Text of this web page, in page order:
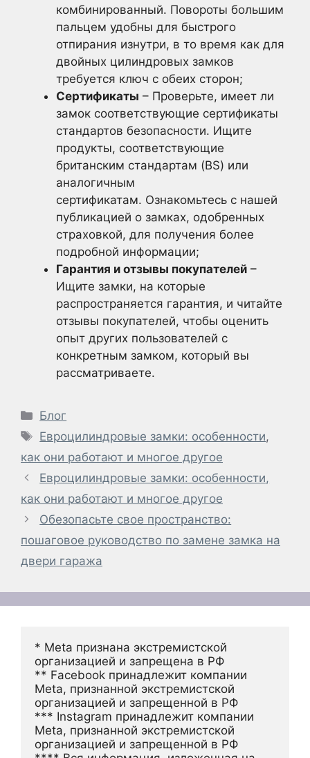
комбинированный. Повороты большим
пальцем удобны для быстрого
отпирания изнутри, в то время как для
двойных цилиндровых замков
требуется ключ с обеих сторон;
Сертификаты – Проверьте, имеет ли
замок соответствующие сертификаты
стандартов безопасности. Ищите
продукты, соответствующие
британским стандартам (BS) или
аналогичным
сертификатам. Ознакомьтесь с нашей
публикацией о замках, одобренных
страховкой, для получения более
подробной информации;
Гарантия и отзывы покупателей –
Ищите замки, на которые
распространяется гарантия, и читайте
отзывы покупателей, чтобы оценить
опыт других пользователей с
конкретным замком, который вы
рассматриваете.
Рубрики
Блог
Метки
Евроцилиндровые замки: особенности,
как они работают и многое другое
Евроцилиндровые замки: особенности,
как они работают и многое другое
Обезопасьте свое пространство:
пошаговое руководство по замене замка на
двери гаража
* Meta признана экстремистской
организацией и запрещена в РФ
** Facebook принадлежит компании
Meta, признанной экстремистской
организацией и запрещенной в РФ
*** Instagram принадлежит компании
Meta, признанной экстремистской
организацией и запрещенной в РФ